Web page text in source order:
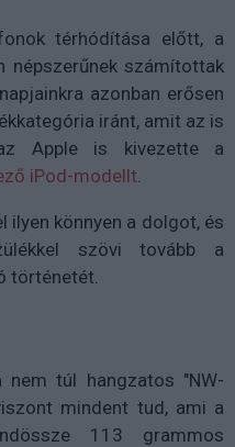
térhódítása előtt, a
népszerűnek számítottak
azonban erősen
iránt, amit az is
Apple is kivezette a
iPod-modellt
ilyen könnyen a dolgot, és
szövi tovább a
történetét.
túl hangzatos "NW-
mindent tud, ami a
113 grammos